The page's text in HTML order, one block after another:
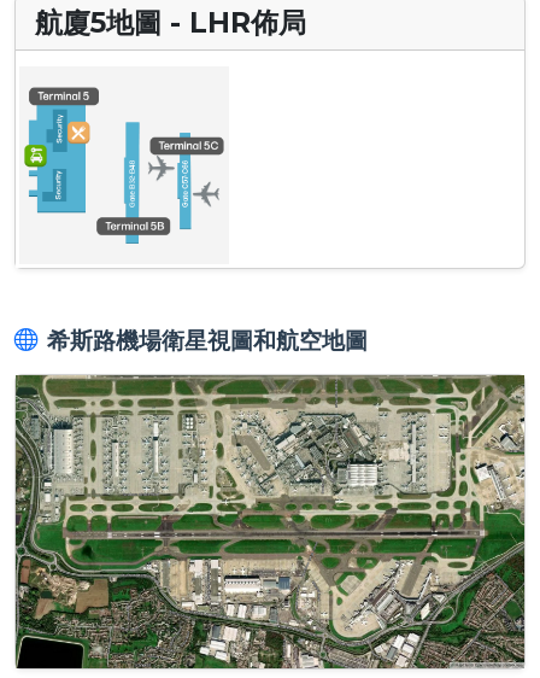
航廈5地圖 - LHR佈局
希斯路機場衛星視圖和航空地圖